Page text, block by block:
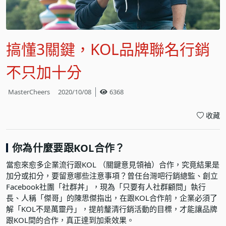
搞懂3關鍵，KOL品牌聯名行銷
不只加十分
MasterCheers 2020/10/08 6368
收藏
你為什麼要跟KOL合作？
當愈來愈多企業流行跟KOL （關鍵意見領袖）合作，究竟結果是
加分或扣分，要留意哪些注意事項？曾任台灣吧行銷總監、創立
Facebook社團「社群丼」，現為「只要有人社群顧問」執行
長、人稱「傑哥」的陳思傑指出，在跟KOL合作前，企業必須了
解「KOL不是萬靈丹」，提前釐清行銷活動的目標，才能讓品牌
跟KOL間的合作，真正達到加乘效果。